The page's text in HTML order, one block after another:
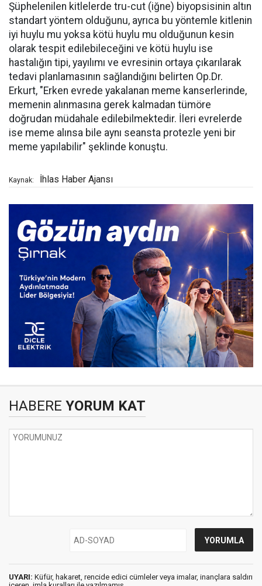
Şüphelenilen kitlelerde tru-cut (iğne) biyopsisinin altın
standart yöntem olduğunu, ayrıca bu yöntemle kitlenin
iyi huylu mu yoksa kötü huylu mu olduğunun kesin
olarak tespit edilebileceğini ve kötü huylu ise
hastalığın tipi, yayılımı ve evresinin ortaya çıkarılarak
tedavi planlamasının sağlandığını belirten Op.Dr.
Erkurt, "Erken evrede yakalanan meme kanserlerinde,
memenin alınmasına gerek kalmadan tümöre
doğrudan müdahale edilebilmektedir. İleri evrelerde
ise meme alınsa bile aynı seansta protezle yeni bir
meme yapılabilir" şeklinde konuştu.
Kaynak: İhlas Haber Ajansı
HABERE YORUM KAT
UYARI: Küfür, hakaret, rencide edici cümleler veya imalar, inançlara saldırı